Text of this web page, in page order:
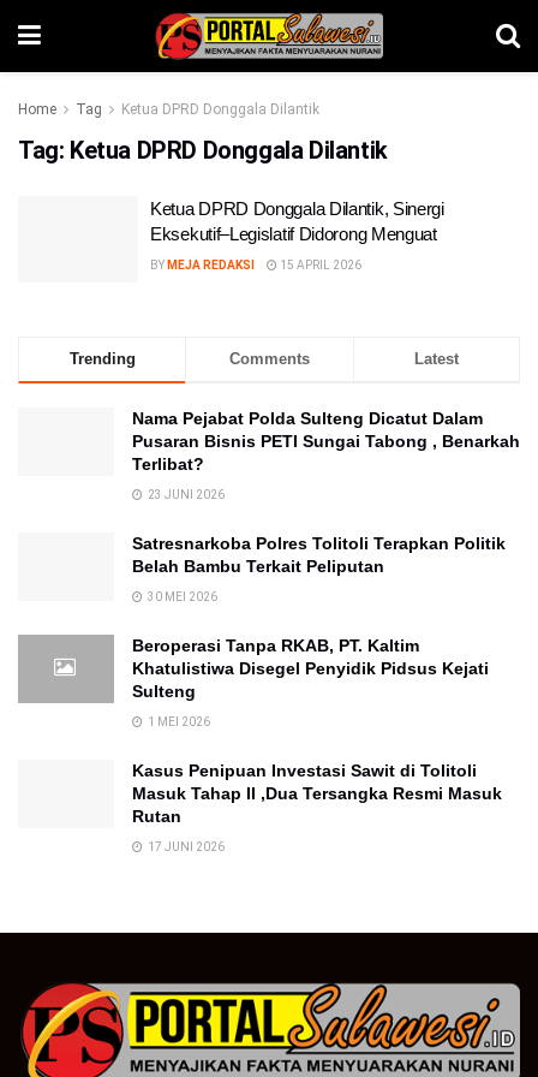
Home Tag Ketua DPRD Donggala Dilantik
Tag: Ketua DPRD Donggala Dilantik
Ketua DPRD Donggala Dilantik, Sinergi
Eksekutif–Legislatif Didorong Menguat
BY MEJA REDAKSI 15 APRIL 2026
Trending Comments Latest
Nama Pejabat Polda Sulteng Dicatut Dalam
Pusaran Bisnis PETI Sungai Tabong , Benarkah
Terlibat?
23 JUNI 2026
Satresnarkoba Polres Tolitoli Terapkan Politik
Belah Bambu Terkait Peliputan
30 MEI 2026
Beroperasi Tanpa RKAB, PT. Kaltim
Khatulistiwa Disegel Penyidik Pidsus Kejati
Sulteng
1 MEI 2026
Kasus Penipuan Investasi Sawit di Tolitoli
Masuk Tahap II ,Dua Tersangka Resmi Masuk
Rutan
17 JUNI 2026